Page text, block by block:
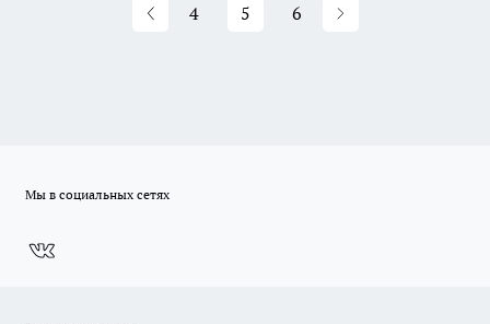
4 5 6
Мы в социальных сетях